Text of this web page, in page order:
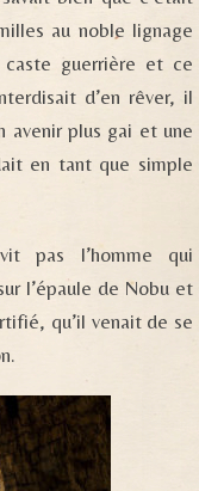
au noble lignage
guerrière et ce
d’en rêver, il
avenir plus gai et une
en tant que simple
pas l’homme qui
l’épaule de Nobu et
qu’il venait de se